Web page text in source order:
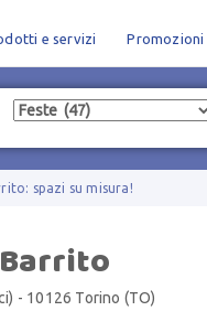
e servizi Promozioni
spazi su misura!
- 10126 Torino (TO)